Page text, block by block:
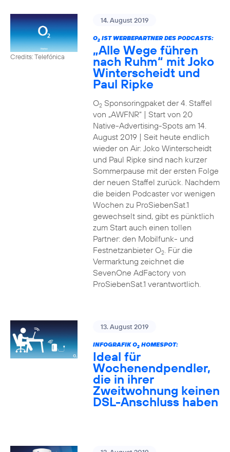
Credits: Telefónica
14. August 2019
O2IST WERBEPARTNER DES PODCASTS:
„Alle Wege führen
nach Ruhm“ mit Joko
Winterscheidt und
Paul Ripke
O2Sponsoringpaket der 4. Staffel
von „AWFNR“ | Start von 20
Native-Advertising-Spots am 14.
August 2019 | Seit heute endlich
wieder on Air: Joko Winterscheidt
und Paul Ripke sind nach kurzer
Sommerpause mit der ersten Folge
der neuen Staffel zurück. Nachdem
die beiden Podcaster vor wenigen
Wochen zu ProSiebenSat.1
gewechselt sind, gibt es pünktlich
zum Start auch einen tollen
Partner: den Mobilfunk- und
Festnetzanbieter O2. Für die
Vermarktung zeichnet die
SevenOne AdFactory von
ProSiebenSat.1 verantwortlich.
13. August 2019
INFOGRAFIK O2HOMESPOT:
Ideal für
Wochenendpendler,
die in ihrer
Zweitwohnung keinen
DSL-Anschluss haben